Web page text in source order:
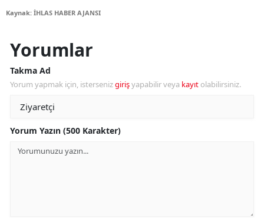
Kaynak: İHLAS HABER AJANSI
Yorumlar
Takma Ad
Yorum yapmak için, istersenizgirişyapabilir veya kayıt olabilirsiniz.
Yorum Yazın (500 Karakter)